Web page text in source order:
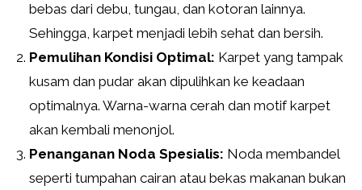
bebas dari debu, tungau, dan kotoran lainnya.
Sehingga, karpet menjadi lebih sehat dan bersih.
Pemulihan Kondisi Optimal: Karpet yang tampak
kusam dan pudar akan dipulihkan ke keadaan
optimalnya. Warna-warna cerah dan motif karpet
akan kembali menonjol.
Penanganan Noda Spesialis: Noda membandel
seperti tumpahan cairan atau bekas makanan bukan